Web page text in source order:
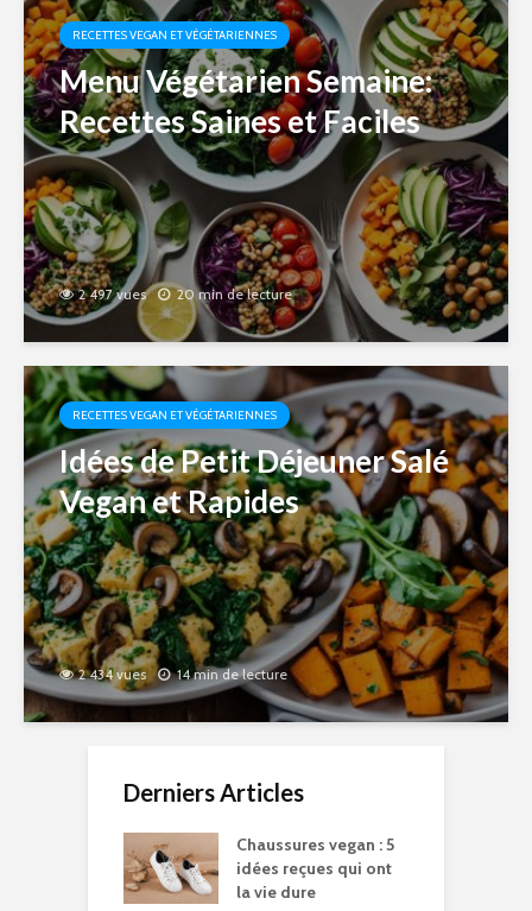
RECETTES VEGAN ET VÉGÉTARIENNES
Menu Végétarien Semaine:
Recettes Saines et Faciles
2 497 vues 20 min de lecture
RECETTES VEGAN ET VÉGÉTARIENNES
Idées de Petit Déjeuner Salé
Vegan et Rapides
2 434 vues 14 min de lecture
Derniers Articles
Chaussures vegan : 5
idées reçues qui ont
la vie dure